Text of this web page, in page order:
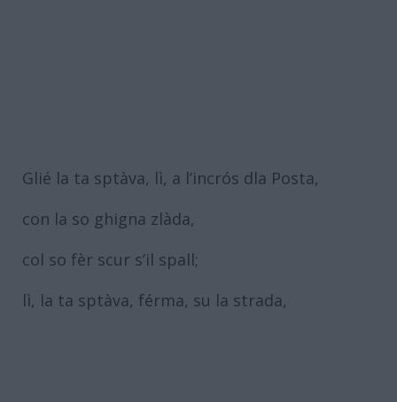
Glié la ta sptàva, lì, a l’incrós dla Posta,
con la so ghigna zlàda,
col so fèr scur s’il spall;
lì, la ta sptàva, férma, su la strada,